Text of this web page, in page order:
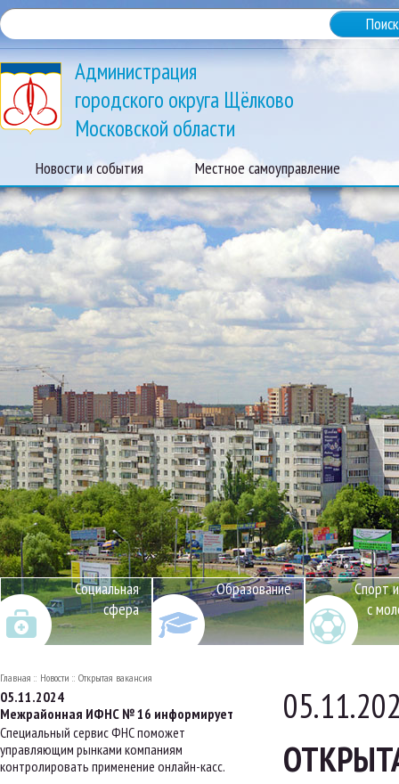
Администрация
городского округа Щёлково
Московской области
Новости и события Местное самоуправление
Социальная
сфера
Образование
Спорт
с
Главная Новости Открытая вакансия
05.11.2024
Межрайонная ИФНС № 16 информирует
Специальный сервис ФНС поможет
управляющим рынками компаниям
контролировать применение онлайн-касс.